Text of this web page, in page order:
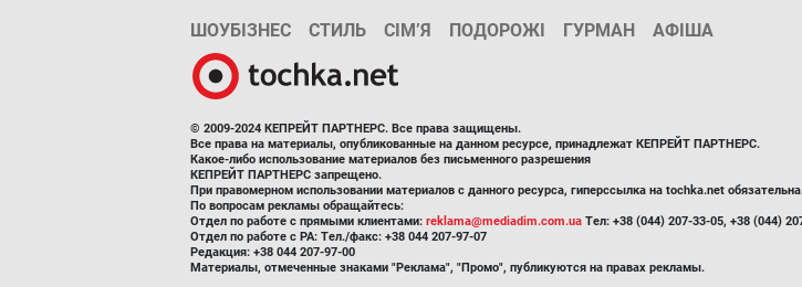
ШОУБІЗНЕС СТИЛЬ СІМ’Я ПОДОРОЖІ ГУРМАН АФІША
© 2009-2024 КЕПРЕЙТ ПАРТНЕРС. Все права защищены.
Все права на материалы, опубликованные на данном ресурсе, принадлежат КЕПРЕЙТ ПАРТНЕРС.
Какое-либо использование материалов без письменного разрешения
КЕПРЕЙТ ПАРТНЕРС запрещено.
При правомерном использовании материалов с данного ресурса, гиперссылка на tochka.net
По вопросам рекламы обращайтесь:
Отдел по работе с прямыми клиентами: reklama@mediadim.com.ua Тел: +38 (044) 207-33-05, +38 (044)
Отдел по работе с РА: Тел./факс: +38 044 207-97-07
Редакция: +38 044 207-97-00
Материалы, отмеченные знаками "Реклама", "Промо", публикуются на правах рекламы.